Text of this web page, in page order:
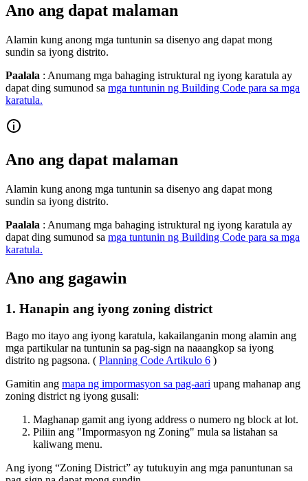
Ano ang dapat malaman
Alamin kung anong mga tuntunin sa disenyo ang dapat mong
sundin sa iyong distrito.
Paalala : Anumang mga bahaging istruktural ng iyong karatula ay
dapat ding sumunod sa mga tuntunin ng Building Code para sa mga
karatula.
Ano ang dapat malaman
Alamin kung anong mga tuntunin sa disenyo ang dapat mong
sundin sa iyong distrito.
Paalala : Anumang mga bahaging istruktural ng iyong karatula ay
dapat ding sumunod sa mga tuntunin ng Building Code para sa mga
karatula.
Ano ang gagawin
1. Hanapin ang iyong zoning district
Bago mo itayo ang iyong karatula, kakailanganin mong alamin ang
mga partikular na tuntunin sa pag-sign na naaangkop sa iyong
distrito ng pagsona. ( Planning Code Artikulo 6 )
Gamitin ang mapa ng impormasyon sa pag-aari upang mahanap ang
zoning district ng iyong gusali:
Maghanap gamit ang iyong address o numero ng block at lot.
Piliin ang "Impormasyon ng Zoning" mula sa listahan sa
kaliwang menu.
Ang iyong “Zoning District” ay tutukuyin ang mga panuntunan sa